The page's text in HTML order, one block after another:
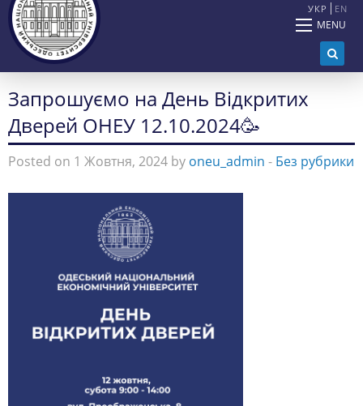
УКР EN
MENU
Запрошуємо на День Відкритих
Дверей ОНЕУ 12.10.2024🥳
Posted on 1 Жовтня, 2024 by oneu_admin - Без рубрики